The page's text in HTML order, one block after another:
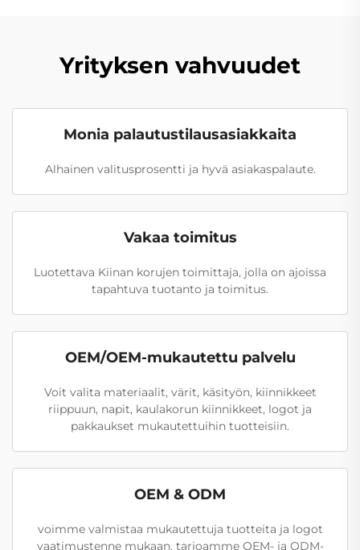
Yrityksen vahvuudet
Monia palautustilausasiakkaita
Alhainen valitusprosentti ja hyvä asiakaspalaute.
Vakaa toimitus
Luotettava Kiinan korujen toimittaja, jolla on ajoissa
tapahtuva tuotanto ja toimitus.
OEM/OEM-mukautettu palvelu
Voit valita materiaalit, värit, käsityön, kiinnikkeet
riippuun, napit, kaulakorun kiinnikkeet, logot ja
pakkaukset mukautettuihin tuotteisiin.
OEM & ODM
voimme valmistaa mukautettuja tuotteita ja logot
vaatimustenne mukaan, tarjoamme OEM- ja ODM-